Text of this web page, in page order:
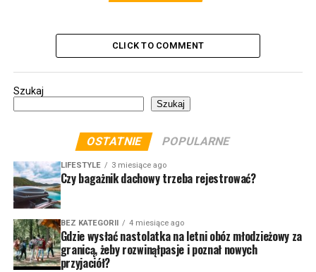
CLICK TO COMMENT
Szukaj
Szukaj
OSTATNIE POPULARNE
LIFESTYLE 3 miesiące ago
Czy bagażnik dachowy trzeba rejestrować?
BEZ KATEGORII 4 miesiące ago
Gdzie wysłać nastolatka na letni obóz młodzieżowy za
granicą, żeby rozwinąłpasje i poznał nowych
przyjaciół?